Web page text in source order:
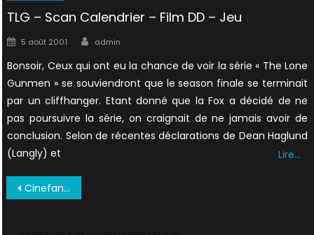
TLG – Scan Calendrier – Film DD – Jeu
Posted
5 août 2001 Author
admin
Bonsoir, Ceux qui ont eu la chance de voir la série « The Lone
Gunmen » se souviendront que le season finale se terminait
par un cliffhanger. Etant donné que la Fox a décidé de ne
pas poursuivre la série, on craignait de ne jamais avoir de
conclusion. Selon de récentes déclarations de Dean Haglund
(Langly) et
Lire…
Navigation
Cinefantastique-Vol-31-No-8-Oct-1999_0029-1